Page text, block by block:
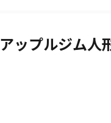
アップルジム人